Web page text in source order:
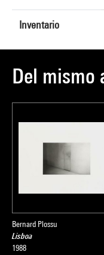
Inventario
Del mismo
Bernard Plossu
Lisboa
1988